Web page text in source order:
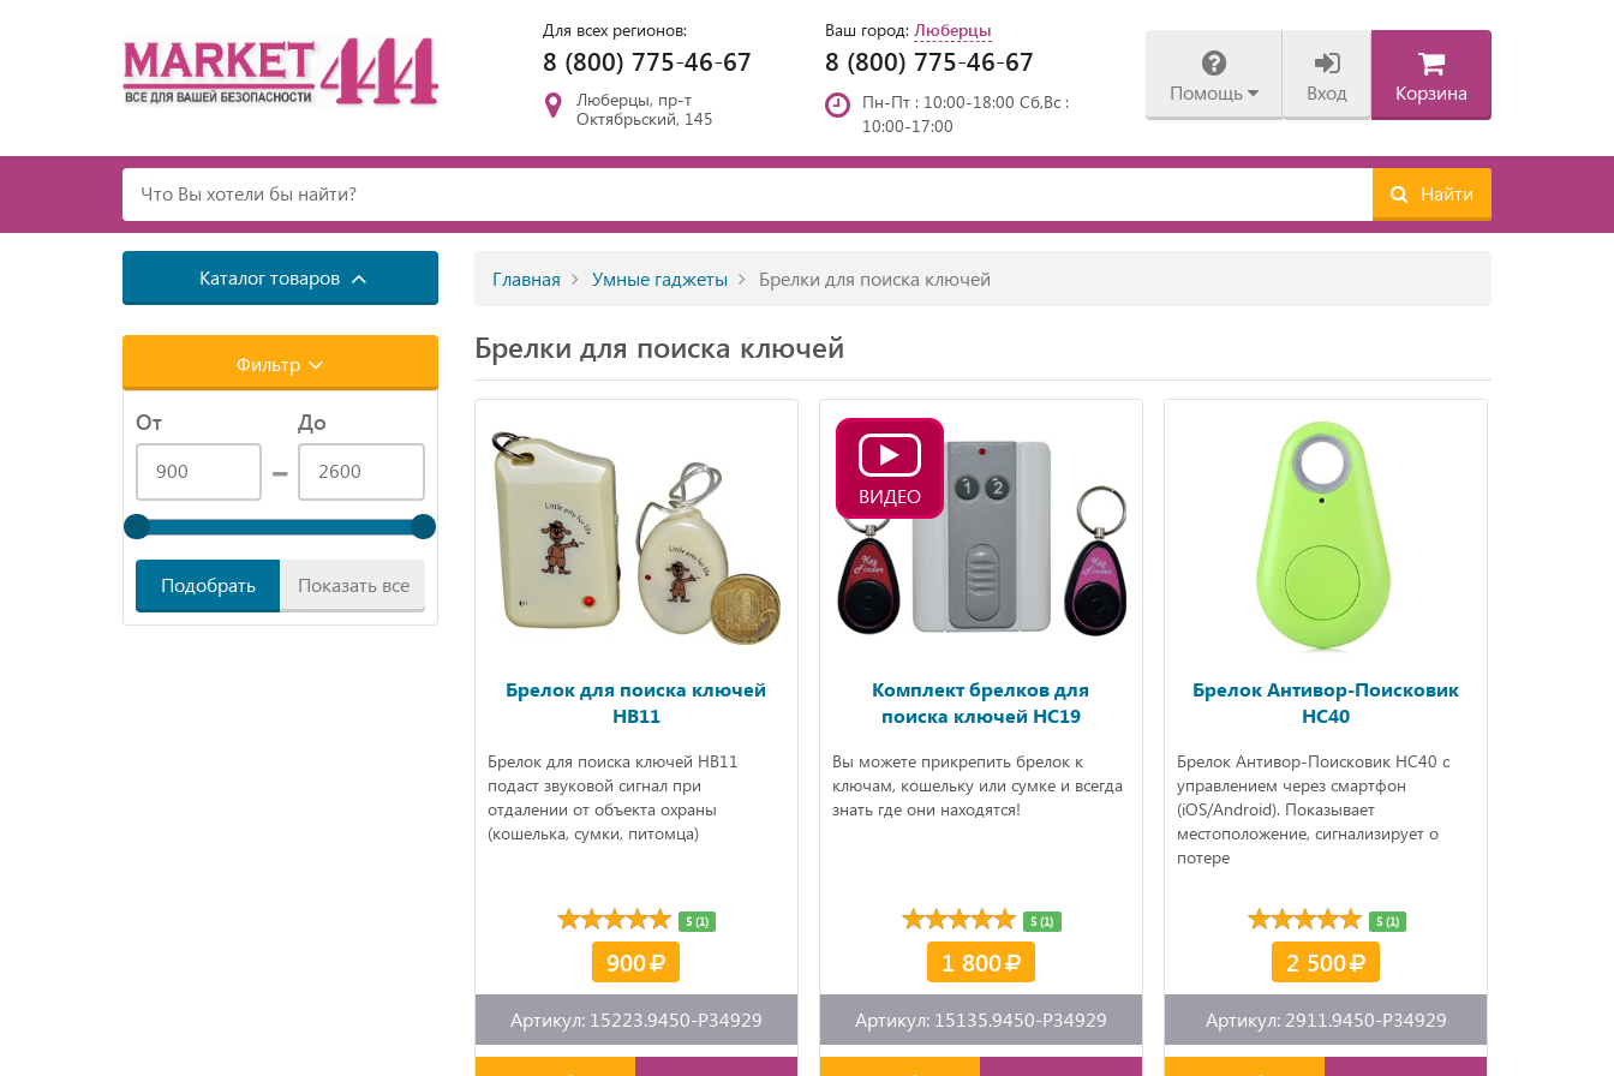
Для всех регионов:
8 (800) 775-46-67
Ваш город: Люберцы
8 (800) 775-46-67
Люберцы, пр-т
Октябрьский, 145
Пн-Пт : 10:00-18:00 Сб,Вс :
10:00-17:00
Помощь Вход Корзина
Найти
Каталог товаров
Фильтр
От До
Подобрать Показать все
Главная Умные гаджеты Брелки для поиска ключей
Брелки для поиска ключей
Брелок для поиска ключей
HB11
Брелок для поиска ключей HB11
подаст звуковой сигнал при
отдалении от объекта охраны
(кошелька, сумки, питомца)
5 (1)
900
Артикул: 15223.9450-P34929
ВИДЕО
Комплект брелков для
поиска ключей HC19
Вы можете прикрепить брелок к
ключам, кошельку или сумке и всегда
знать где они находятся!
5 (1)
1 800
Артикул: 15135.9450-P34929
Брелок Антивор-Поисковик
HC40
Брелок Антивор-Поисковик HC40 с
управлением через смартфон
(iOS/Android). Показывает
местоположение, сигнализирует о
потере
5 (1)
2 500
Артикул: 2911.9450-P34929